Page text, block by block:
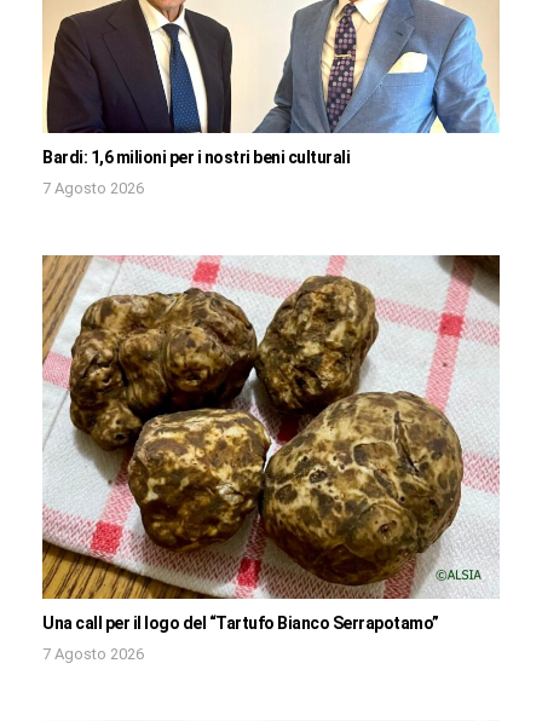
Bardi: 1,6 milioni per i nostri beni culturali
7 Agosto 2026
Una call per il logo del “Tartufo Bianco Serrapotamo”
7 Agosto 2026